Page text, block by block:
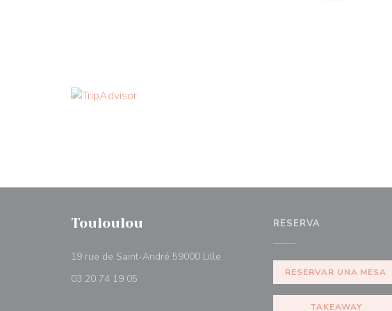
Touloulou
19 rue de Saint-André 59000 Lille
03 20 74 19 05
RESERVA
RESERVAR UNA MESA
TAKEAWAY